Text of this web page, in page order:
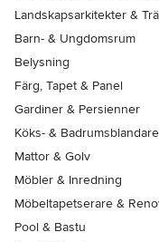
Landskapsarkitekter &
Barn- & Ungdomsrum
Belysning
Färg, Tapet & Panel
Gardiner & Persienner
Köks- & Badrumsblandare
Mattor & Golv
Möbler & Inredning
Möbeltapetserare &
Pool & Bastu